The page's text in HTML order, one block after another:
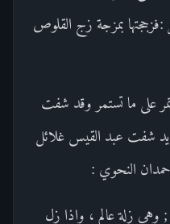
:فزججتها بمزجة زج القلوص
على ما تستمر وقد شفت
شفت عبد القيس غلائل
النحوي :
; وهي زلة عالم ، وإذا زل